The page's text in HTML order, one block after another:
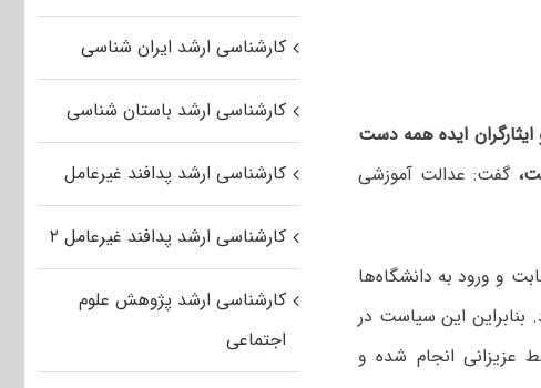
ایثارگران ایده همه دست
گفت: عدالت آموزشی
و ورود به دانشگاه‌ها
بنابراین این سیاست در
عزیزانی انجام شده و
کارشناسی ارشد ایران شناسی
کارشناسی ارشد باستان شناسی
کارشناسی ارشد پدافند غیرعامل
کارشناسی ارشد پدافند غیرعامل ۲
کارشناسی ارشد پژوهش علوم
اجتماعی